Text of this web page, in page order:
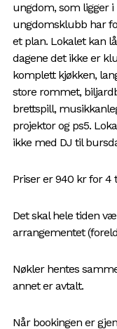
ungdom, som ligger
ungdomsklubb har
et plan. Lokalet kan
dagene det ikke er
komplett kjøkken,
store rommet,
brettspill,
projektor og ps5.
ikke med DJ til
Priser er 940 kr for 4
Det skal hele tiden
arrangementet
Nøkler hentes
annet er avtalt.
Når bookingen er